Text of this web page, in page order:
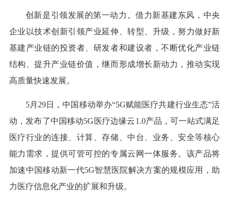
创新是引领发展的第一动力。借力新基建东风，中央
企业以技术创新引领产业延伸、转型、升级，努力做好新
基建产业链的投资者、研发者和建设者，不断优化产业链
结构、提升产业链价值，继而形成增长新动力，推动实现
高质量快速发展。
5月29日，中国移动举办“5G赋能医疗共建行业生态”活
动，发布了中国移动5G医疗边缘云1.0产品，可一站式满足
医疗行业的连接、计算、存储、中台、业务、安全等核心
能力需求，提供可管可控的专属云网一体服务。该产品将
加速中国移动新一代5G智慧医院解决方案的规模应用，助
力医疗信息化产业的扩展和升级。